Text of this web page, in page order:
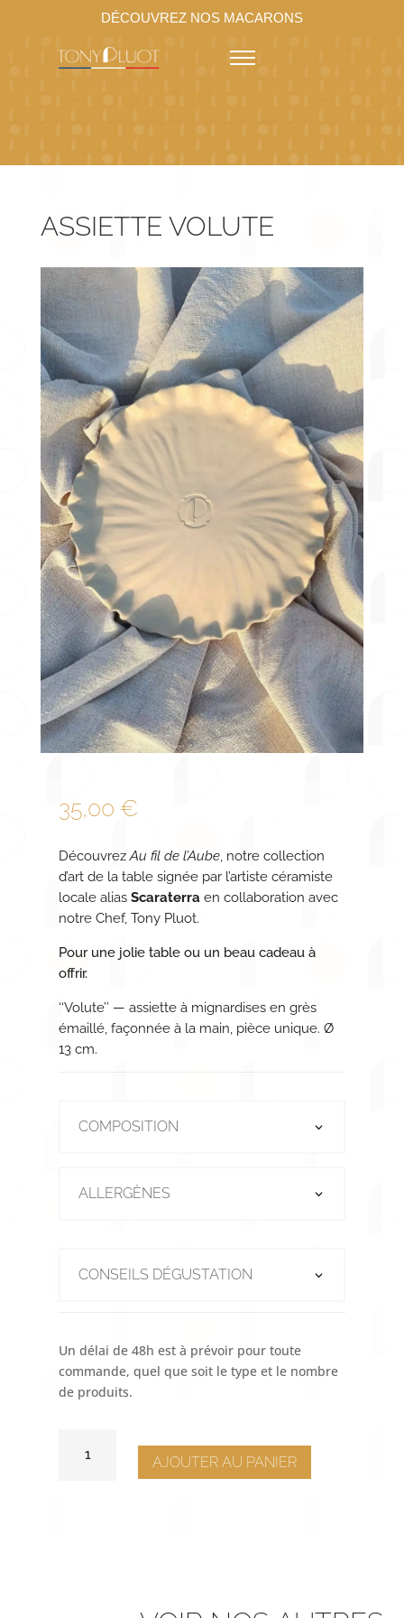
DÉCOUVREZ NOS MACARONS
ASSIETTE VOLUTE
35,00 €
DécouvrezAu fil de l’Aube, notre collection
d’art de la table signée par l’artiste céramiste
locale alias Scaraterra en collaboration avec
notre Chef, Tony Pluot.
Pour une jolie table ou un beau cadeau à
offrir.
‘‘Volute’’ — assiette à mignardises en grès
émaillé, façonnée à la main, pièce unique. Ø
13 cm.
COMPOSITION
ALLERGÈNES
CONSEILS DÉGUSTATION
Un délai de 48h est à prévoir pour toute
commande, quel que soit le type et le nombre
de produits.
AJOUTER AU PANIER